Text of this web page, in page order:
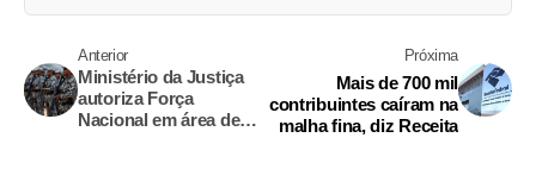
Anterior
Ministério da Justiça
autoriza Força
Nacional em área de
Próxima
Mais de 700 mil
contribuintes caíram na
malha fina, diz Receita